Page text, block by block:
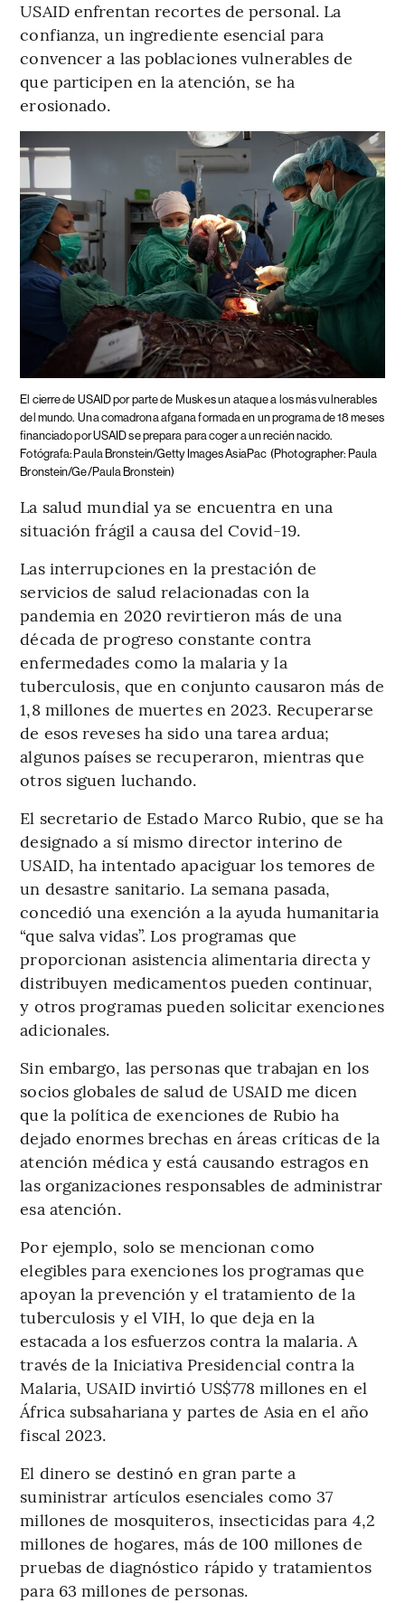
USAID enfrentan recortes de personal. La
confianza, un ingrediente esencial para
convencer a las poblaciones vulnerables de
que participen en la atención, se ha
erosionado.
El cierre de USAID por parte de Musk es un ataque a los más vulnerables
del mundo. Una comadrona afgana formada en un programa de 18 meses
financiado por USAID se prepara para coger a un recién nacido.
Fotógrafa: Paula Bronstein/Getty Images AsiaPac (Photographer: Paula
Bronstein/Ge/Paula Bronstein)
La salud mundial ya se encuentra en una
situación frágil a causa del Covid-19.
Las interrupciones en la prestación de
servicios de salud relacionadas con la
pandemia en 2020 revirtieron más de una
década de progreso constante contra
enfermedades como la malaria y la
tuberculosis, que en conjunto causaron más de
1,8 millones de muertes en 2023. Recuperarse
de esos reveses ha sido una tarea ardua;
algunos países se recuperaron, mientras que
otros siguen luchando.
El secretario de Estado Marco Rubio, que se ha
designado a sí mismo director interino de
USAID, ha intentado apaciguar los temores de
un desastre sanitario. La semana pasada,
concedió una exención a la ayuda humanitaria
“que salva vidas”. Los programas que
proporcionan asistencia alimentaria directa y
distribuyen medicamentos pueden continuar,
y otros programas pueden solicitar exenciones
adicionales.
Sin embargo, las personas que trabajan en los
socios globales de salud de USAID me dicen
que la política de exenciones de Rubio ha
dejado enormes brechas en áreas críticas de la
atención médica y está causando estragos en
las organizaciones responsables de administrar
esa atención.
Por ejemplo, solo se mencionan como
elegibles para exenciones los programas que
apoyan la prevención y el tratamiento de la
tuberculosis y el VIH, lo que deja en la
estacada a los esfuerzos contra la malaria. A
través de la Iniciativa Presidencial contra la
Malaria, USAID invirtió US$778 millones en el
África subsahariana y partes de Asia en el año
fiscal 2023.
El dinero se destinó en gran parte a
suministrar artículos esenciales como 37
millones de mosquiteros, insecticidas para 4,2
millones de hogares, más de 100 millones de
pruebas de diagnóstico rápido y tratamientos
para 63 millones de personas.